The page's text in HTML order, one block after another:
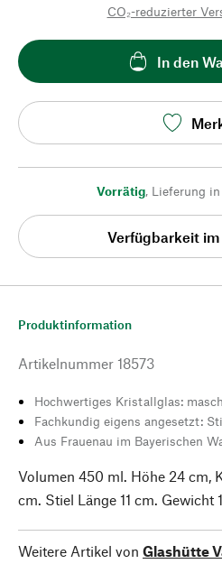
CO₂-reduzierter
In den
Vorrätig, Lieferung
Verfügbarkeit im
Produktinformation
Artikelnummer 18573
Hochwertiges Kristallglas:
Fachkundig eigens angesetzt:
Aus Frauenau im Bayerischen
Volumen 450 ml. Höhe 24 cm,
cm. Stiel Länge 11 cm. Gewicht
Weitere Artikel von Glashütte